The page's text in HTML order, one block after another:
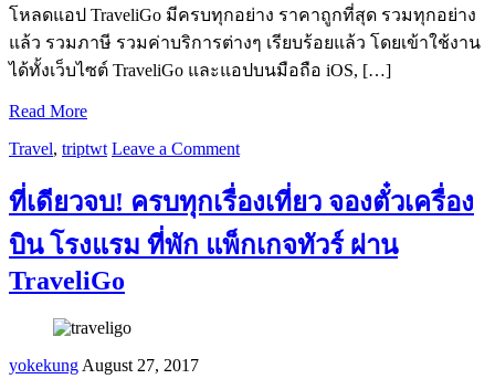
โหลดแอป TraveliGo มีครบทุกอย่าง ราคาถูกที่สุด รวมทุกอย่าง
แล้ว รวมภาษี รวมค่าบริการต่างๆ เรียบร้อยแล้ว โดยเข้าใช้งาน
ได้ทั้งเว็บไซต์ TraveliGo และแอปบนมือถือ iOS, […]
Read More
Travel, triptwt Leave a Comment
ที่เดียวจบ! ครบทุกเรื่องเที่ยว จองตั๋วเครื่อง
บิน โรงแรม ที่พัก แพ็กเกจทัวร์ ผ่าน
TraveliGo
yokekung August 27, 2017